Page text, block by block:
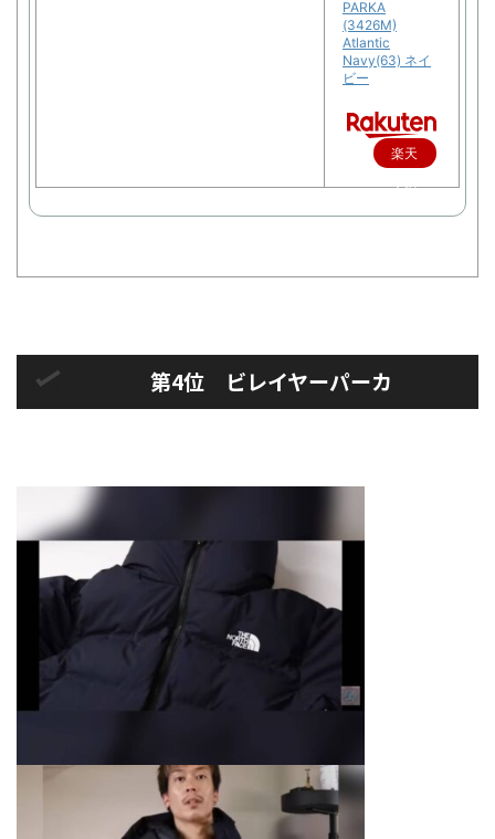
PARKA
(3426M)
Atlantic
Navy(63) ネイ
ビー
楽天
で購
入
第4位 ビレイヤーパーカ